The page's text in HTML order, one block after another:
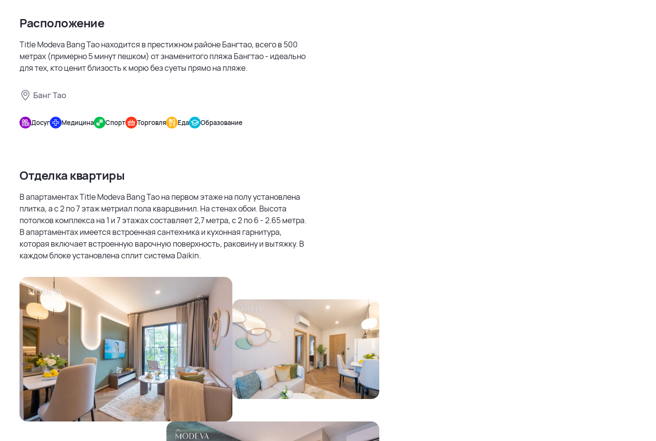
Расположение
Title Modeva Bang Tao находится в престижном районе Бангтао, всего в 500
метрах (примерно 5 минут пешком) от знаменитого пляжа Бангтао - идеально
для тех, кто ценит близость к морю без суеты прямо на пляже.
Банг Тао
Modeva
Bang Tao
3 км
5 км
Досуг Медицина Спорт Торговля Еда Образование
Отделка квартиры
В апартаментах Title Modeva Bang Tao на первом этаже на полу установлена
плитка, а с 2 по 7 этаж метриал пола кварцвинил. На стенах обои. Высота
потолков комплекса на 1 и 7 этажах составляет 2,7 метра, с 2 по 6 - 2.65 метра.
В апартаментах имеется встроенная сантехника и кухонная гарнитура,
которая включает встроенную варочную поверхность, раковину и вытяжку. В
каждом блоке установлена сплит система Daikin.